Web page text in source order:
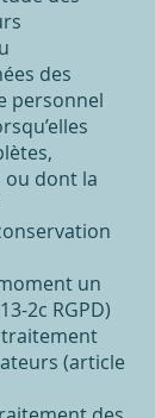
des
personnel
ou dont la
un
2c RGPD)
(article